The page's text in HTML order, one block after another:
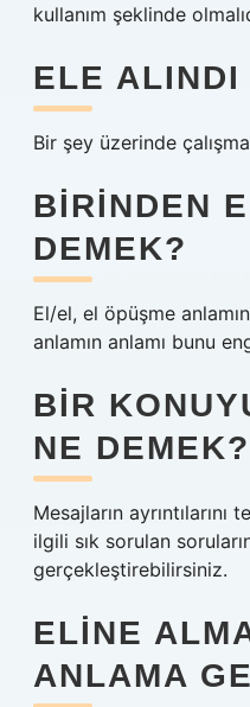
kullanım şeklinde
ELE ALINDI
Bir şey üzerinde
BIRINDEN
DEMEK?
El/el, el öpüşme
anlamın anlamı bunu
BIR
NE DEMEK?
Mesajların
ilgili sık sorulan soruların
gerçekleştirebilirsiniz.
ELINE
ANLAMA